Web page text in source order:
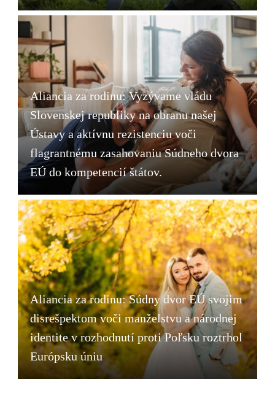
Aliancia za rodinu: Vyzývame vládu
Slovenskej republiky na obranu našej
Ústavy a aktívnu rezistenciu voči
flagrantnému zasahovaniu Súdneho dvora
EÚ do kompetencií štátov.
Aliancia za rodinu: Súdny dvor EÚ svojim
disrešpektom voči manželstvu a národnej
identite v rozhodnutí proti Poľsku roztrhol
Európsku úniu